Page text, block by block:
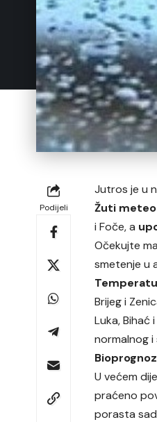
Podijeli
Jutros je u
Žuti
i Foče, a
Očekujte
smetenje u
Brijeg i
Luka, Bihać
normalnog
U većem
praćeno
porasta